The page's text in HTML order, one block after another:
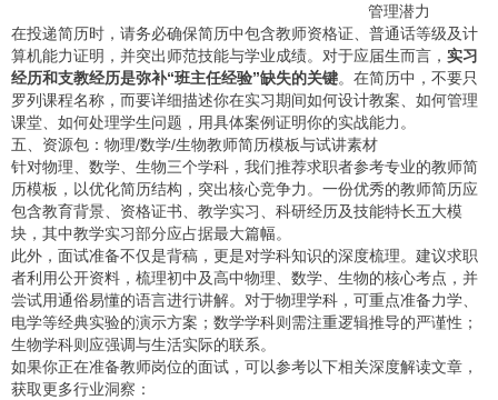
管理潜力
在投递简历时，请务必确保简历中包含教师资格证、普通话等级及计
算机能力证明，并突出师范技能与学业成绩。对于应届生而言， 实习
经历和支教经历是弥补“班主任经验”缺失的关键。在简历中，不要只
罗列课程名称，而要详细描述你在实习期间如何设计教案、如何管理
课堂、如何处理学生问题，用具体案例证明你的实战能力。
五、资源包：物理/数学/生物教师简历模板与试讲素材
针对物理、数学、生物三个学科，我们推荐求职者参考专业的教师简
历模板，以优化简历结构，突出核心竞争力。一份优秀的教师简历应
包含教育背景、资格证书、教学实习、科研经历及技能特长五大模
块，其中教学实习部分应占据最大篇幅。
此外，面试准备不仅是背稿，更是对学科知识的深度梳理。建议求职
者利用公开资料，梳理初中及高中物理、数学、生物的核心考点，并
尝试用通俗易懂的语言进行讲解。对于物理学科，可重点准备力学、
电学等经典实验的演示方案；数学学科则需注重逻辑推导的严谨性；
生物学科则应强调与生活实际的联系。
如果你正在准备教师岗位的面试，可以参考以下相关深度解读文章，
获取更多行业洞察：